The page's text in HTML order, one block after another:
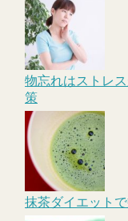
物忘れはストレ
策
抹茶ダイエット